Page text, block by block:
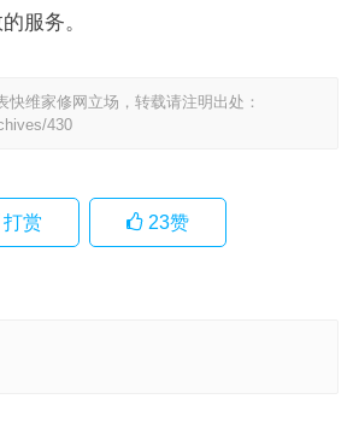
服务。
快维家修网立场，转载请注明出处：
430
打赏 23赞